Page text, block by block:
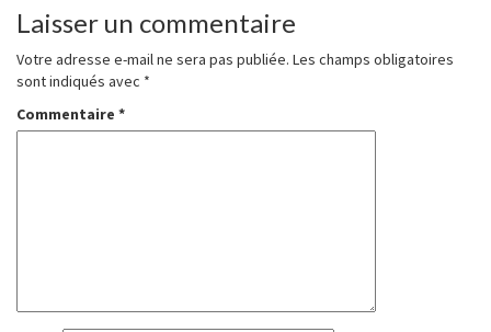
Laisser un commentaire
Votre adresse e-mail ne sera pas publiée. Les champs obligatoires
sont indiqués avec *
Commentaire *